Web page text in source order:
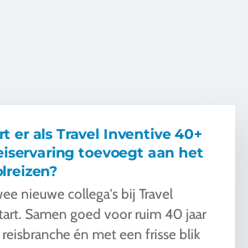
er als Travel Inventive 40+
toevoegt aan het
nieuwe collega's bij Travel
Samen goed voor ruim 40 jaar
én met een frisse blik